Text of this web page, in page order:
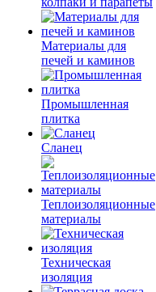
Материалы для
печей и каминов
Промышленная
плитка
Сланец
Теплоизоляционные
материалы
Техническая
изоляция